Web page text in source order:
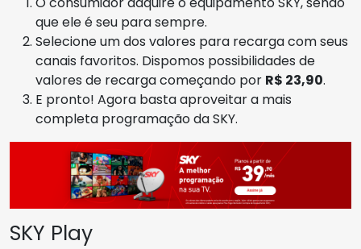
que ele é seu para sempre.
Selecione um dos valores para recarga com seus
canais favoritos. Dispomos possibilidades de
valores de recarga começando por R$ 23,90.
E pronto! Agora basta aproveitar a mais
completa programação da SKY.
SKY Play